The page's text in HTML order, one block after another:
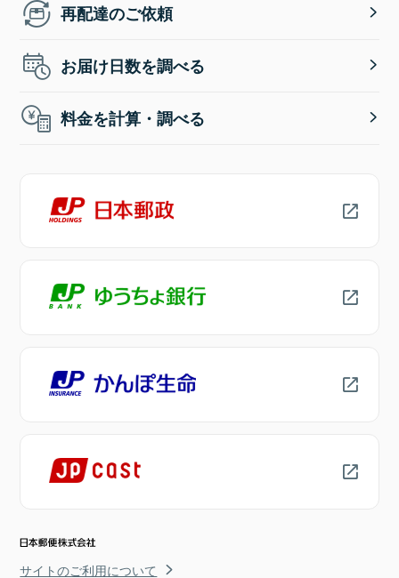
再配達のご依頼
お届け日数を調べる
料金を計算・調べる
サイトのご利用について